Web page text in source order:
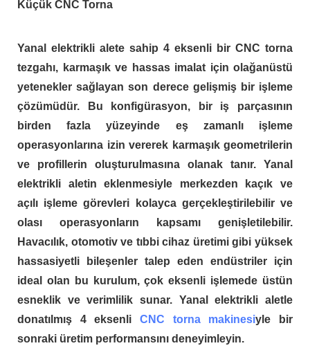
Küçük CNC Torna
Yanal elektrikli alete sahip 4 eksenli bir CNC torna
tezgahı, karmaşık ve hassas imalat için olağanüstü
yetenekler sağlayan son derece gelişmiş bir işleme
çözümüdür. Bu konfigürasyon, bir iş parçasının
birden fazla yüzeyinde eş zamanlı işleme
operasyonlarına izin vererek karmaşık geometrilerin
ve profillerin oluşturulmasına olanak tanır. Yanal
elektrikli aletin eklenmesiyle merkezden kaçık ve
açılı işleme görevleri kolayca gerçekleştirilebilir ve
olası operasyonların kapsamı genişletilebilir.
Havacılık, otomotiv ve tıbbi cihaz üretimi gibi yüksek
hassasiyetli bileşenler talep eden endüstriler için
ideal olan bu kurulum, çok eksenli işlemede üstün
esneklik ve verimlilik sunar. Yanal elektrikli aletle
donatılmış 4 eksenli CNC torna makinesiyle bir
sonraki üretim performansını deneyimleyin.